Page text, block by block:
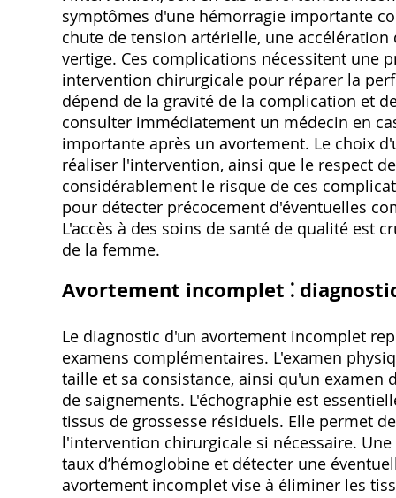
symptômes d'une hémorragie importante
chute de tension artérielle, une
vertige. Ces complications nécessitent une
intervention chirurgicale pour réparer la
dépend de la gravité de la complication et
consulter immédiatement un médecin en
importante après un avortement. Le choix
réaliser l'intervention, ainsi que le respect
considérablement le risque de ces
pour détecter précocement d'éventuelles
L'accès à des soins de santé de qualité est
de la femme.
Avortement incomplet ⁚
Le diagnostic d'un avortement incomplet
examens complémentaires. L'examen
taille et sa consistance, ainsi qu'un
de saignements. L'échographie est
tissus de grossesse résiduels. Elle permet
l'intervention chirurgicale si nécessaire.
taux d’hémoglobine et détecter une
avortement incomplet vise à éliminer les